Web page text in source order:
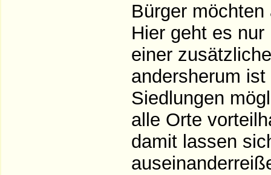
Bürger
Hier geht es
einer
andersherum
Siedlungen
alle Orte
damit lassen